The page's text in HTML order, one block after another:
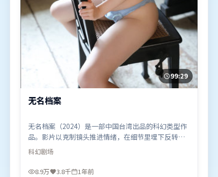
99:29
无名档案
无名档案（2024）是一部中国台湾出品的科幻类型作
品。影片以克制镜头推进情绪，在细节里埋下反转，
直至最后一刻才揭开谜底。摄影与美术共同营造出强
烈地域气质，增强沉浸感。由冯小刚执导，周冬雨、
提莫西·查拉米、沈腾，托尼·贾、奥卡菲娜等联袂
科幻剧场
8.9万 3.8千 1年前